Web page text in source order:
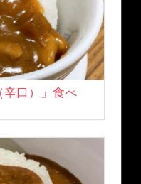
辛口）」食べ